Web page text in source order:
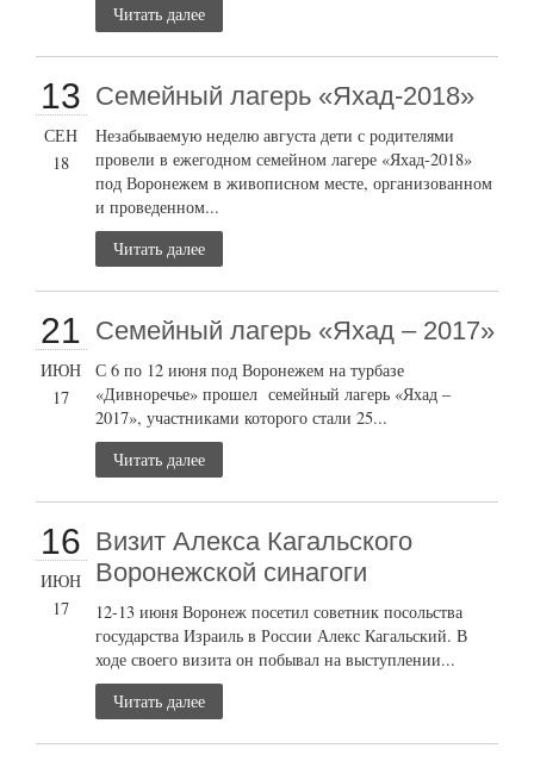
Читать далее
13
СЕН
18
Семейный лагерь «Яхад-2018»
Незабываемую неделю августа дети с родителями
провели в ежегодном семейном лагере «Яхад-2018»
под Воронежем в живописном месте, организованном
и проведенном...
Читать далее
21
ИЮН
17
Семейный лагерь «Яхад – 2017»
С 6 по 12 июня под Воронежем на турбазе
«Дивноречье» прошел семейный лагерь «Яхад –
2017», участниками которого стали 25...
Читать далее
16
ИЮН
17
Визит Алекса Кагальского
Воронежской синагоги
12-13 июня Воронеж посетил советник посольства
государства Израиль в России Алекс Кагальский. В
ходе своего визита он побывал на выступлении...
Читать далее